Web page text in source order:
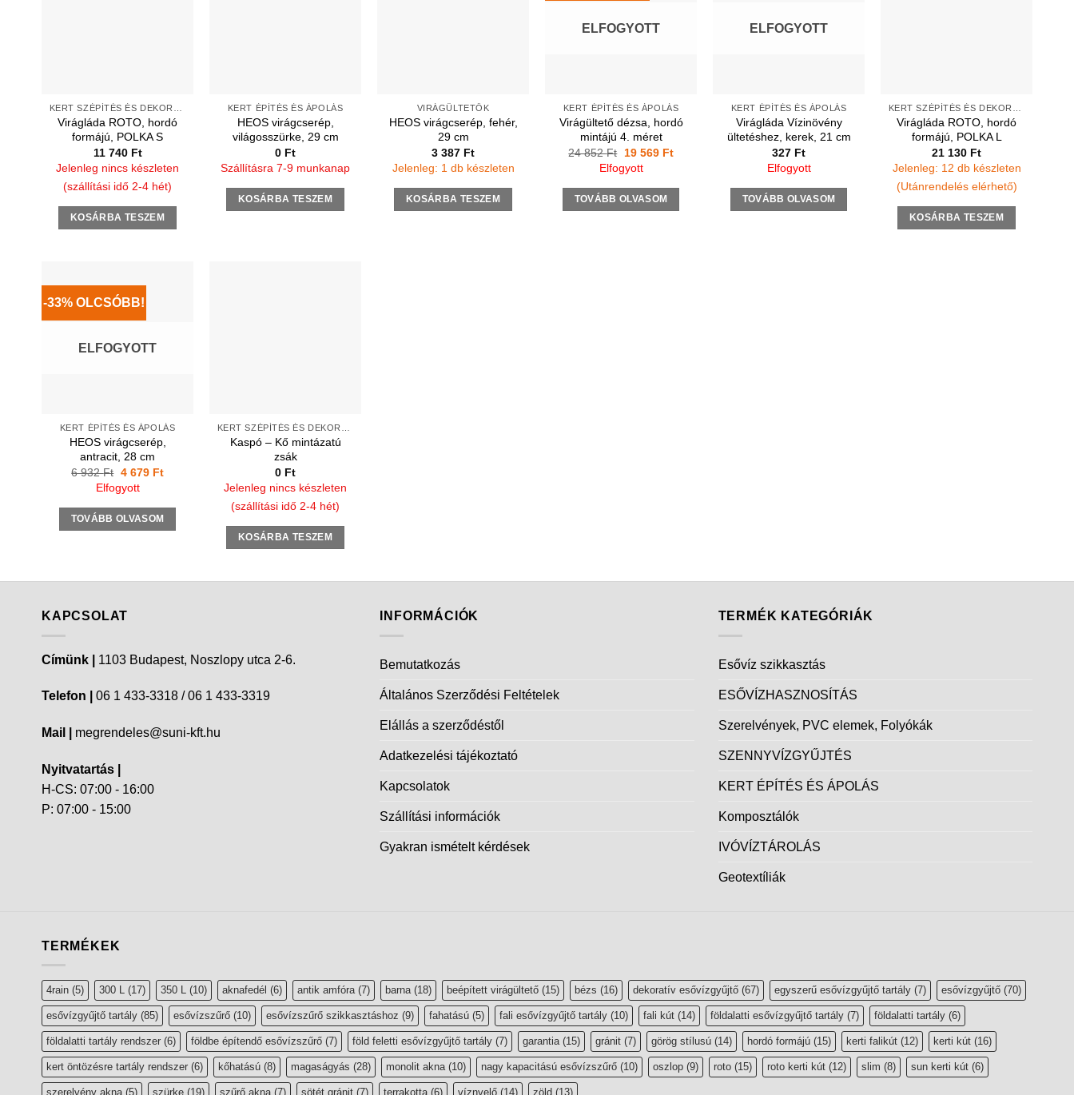
Virágláda ROTO, hordó
formájú, POLKA S
11 740 Ft
Jelenleg nincs készleten
(szállítási idő 2-4 hét)
KOSÁRBA TESZEM
KERT ÉPÍTÉS ÉS ÁPOLÁS
HEOS virágcserép,
világosszürke, 29 cm
0 Ft
Szállításra 7-9 munkanap
KOSÁRBA TESZEM
VIRÁGÜLTETŐK
HEOS virágcserép, fehér,
29 cm
3 387 Ft
Jelenleg: 1 db készleten
KOSÁRBA TESZEM
ELFOGYOTT
KERT ÉPÍTÉS ÉS ÁPOLÁS
Virágültető dézsa, hordó
mintájú 4. méret
24 852Ft
Original
price
was:
24
852 Ft.
19 569 FtCurrent
19
Elfogyott
TOVÁBB OLVASOM
ELFOGYOTT
KERT ÉPÍTÉS ÉS ÁPOLÁS
Virágláda Vízinövény
ültetéshez, kerek, 21 cm
327 Ft
Elfogyott
TOVÁBB OLVASOM
Virágláda ROTO, hordó
formájú, POLKA L
21 130 Ft
Jelenleg: 12 db készleten
(Utánrendelés elérhető)
KOSÁRBA TESZEM
-33% OLCSÓBB!
ELFOGYOTT
KERT ÉPÍTÉS ÉS ÁPOLÁS
HEOS virágcserép,
antracit, 28 cm
6 932Ft Original
price
was:
6
932 Ft.
4 679 FtCurrent
4
679 Ft.
Elfogyott
TOVÁBB OLVASOM
Kaspó – Kő mintázatú
zsák
0 Ft
Jelenleg nincs készleten
(szállítási idő 2-4 hét)
KOSÁRBA TESZEM
KAPCSOLAT
Címünk | 1103 Budapest, Noszlopy utca 2-6.
Telefon | 06 1 433-3318 / 06 1 433-3319
Mail | megrendeles@suni-kft.hu
Nyitvatartás |
H-CS: 07:00 - 16:00
P: 07:00 - 15:00
INFORMÁCIÓK
Bemutatkozás
Általános Szerződési Feltételek
Elállás a szerződéstől
Adatkezelési tájékoztató
Kapcsolatok
Szállítási információk
Gyakran ismételt kérdések
TERMÉK KATEGÓRIÁK
Esővíz szikkasztás
ESŐVÍZHASZNOSÍTÁS
Szerelvények, PVC elemek, Folyókák
SZENNYVÍZGYŰJTÉS
KERT ÉPÍTÉS ÉS ÁPOLÁS
Komposztálók
IVÓVÍZTÁROLÁS
Geotextíliák
TERMÉKEK
4rain (5) 300 L (17) 350 L (10) aknafedél (6) antik amfóra(7) barna(18) beépített virágültető (15) bézs (16) dekoratív esővízgyűjtő (67) egyszerű esővízgyűjtő tartály (7) esővízgyűjtő (70)
esővízgyűjtő tartály (85) esővízszűrő (10) esővízszűrő szikkasztáshoz (9) fahatású (5) fali esővízgyűjtő tartály (10) fali kút (14) földalatti esővízgyűjtő tartály (7) földalatti tartály (6)
földalatti tartály rendszer (6) földbe építendő esővízszűrő (7) föld feletti esővízgyűjtő tartály (7) garantia(15) gránit (7) görög stílusú (14) hordó formájú (15) kerti falikút (12) kerti kút (16)
kert öntözésre tartály rendszer (6) kőhatású (8) magaságyás (28) monolit akna(10) nagy kapacitású esővízszűrő (10) oszlop (9) roto (15) roto kerti kút (12) slim (8) sun kerti kút (6)
szerelvény akna (5) szürke (19) szűrő akna (7) sötét gránit (7) terrakotta (6) víznyelő (14) zöld (13)